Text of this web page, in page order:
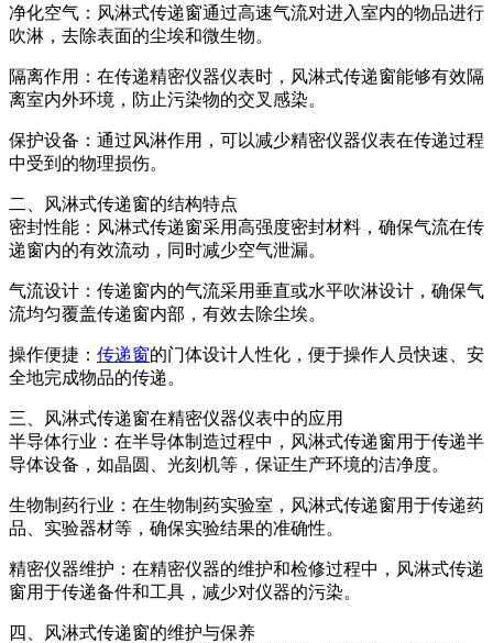
净化空气：风淋式传递窗通过高速气流对进入室内的物品进行
吹淋，去除表面的尘埃和微生物。
隔离作用：在传递精密仪器仪表时，风淋式传递窗能够有效隔
离室内外环境，防止污染物的交叉感染。
保护设备：通过风淋作用，可以减少精密仪器仪表在传递过程
中受到的物理损伤。
二、风淋式传递窗的结构特点
密封性能：风淋式传递窗采用高强度密封材料，确保气流在传
递窗内的有效流动，同时减少空气泄漏。
气流设计：传递窗内的气流采用垂直或水平吹淋设计，确保气
流均匀覆盖传递窗内部，有效去除尘埃。
操作便捷： 传递窗的门体设计人性化，便于操作人员快速、安
全地完成物品的传递。
三、风淋式传递窗在精密仪器仪表中的应用
半导体行业：在半导体制造过程中，风淋式传递窗用于传递半
导体设备，如晶圆、光刻机等，保证生产环境的洁净度。
生物制药行业：在生物制药实验室，风淋式传递窗用于传递药
品、实验器材等，确保实验结果的准确性。
精密仪器维护：在精密仪器的维护和检修过程中，风淋式传递
窗用于传递备件和工具，减少对仪器的污染。
四、风淋式传递窗的维护与保养